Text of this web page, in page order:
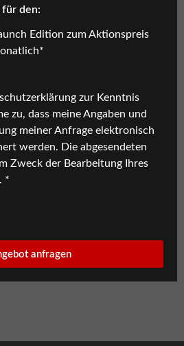
für den:
Edition zum Aktionspreis
zur Kenntnis
zu, dass meine Angaben und
meiner Anfrage elektronisch
werden. Die abgesendeten
Zweck der Bearbeitung Ihres
*
anfragen